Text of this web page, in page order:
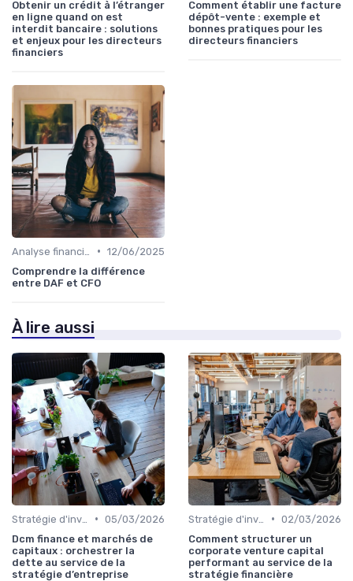
Obtenir un crédit à l’étranger
en ligne quand on est
interdit bancaire : solutions
et enjeux pour les directeurs
financiers
Comment établir une facture
dépôt-vente : exemple et
bonnes pratiques pour les
directeurs financiers
• 12/06/2025
Comprendre la différence
entre DAF et CFO
À lire aussi
• 05/03/2026
Dcm finance et marchés de
capitaux : orchestrer la
dette au service de la
stratégie d’entreprise
• 02/03/2026
Comment structurer un
corporate venture capital
performant au service de la
stratégie financière